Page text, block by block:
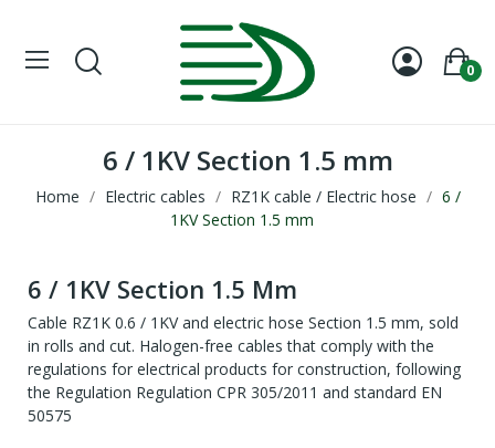
0
6 / 1KV Section 1.5 mm
Home Electric cables RZ1K cable / Electric hose
6 /
1KV Section 1.5 mm
6 / 1KV Section 1.5 Mm
Cable RZ1K 0.6 / 1KV and electric hose Section 1.5 mm, sold
in rolls and cut. Halogen-free cables that comply with the
regulations for electrical products for construction, following
the Regulation Regulation CPR 305/2011 and standard EN
50575